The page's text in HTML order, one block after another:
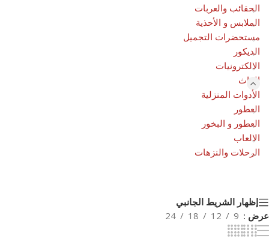
الحقائب والعربات
الملابس و الأحذية
مستحضرات التجميل
الديكور
الالكترونيات
الاثاث
الأدوات المنزلية
العطور
العطور و البخور
الالعاب
الرحلات والنزهات
إظهار الشريط الجانبي
عرض
9
12
18
24